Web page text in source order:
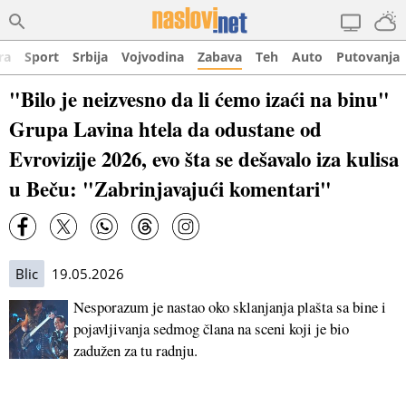
Sport Srbija Vojvodina Zabava Teh Auto Putovanja
"Bilo je neizvesno da li ćemo izaći na binu"
Grupa Lavina htela da odustane od
Evrovizije 2026, evo šta se dešavalo iza kulisa
u Beču: "Zabrinjavajući komentari"
Blic 19.05.2026
Nesporazum je nastao oko sklanjanja plašta sa bine i
pojavljivanja sedmog člana na sceni koji je bio
zadužen za tu radnju.